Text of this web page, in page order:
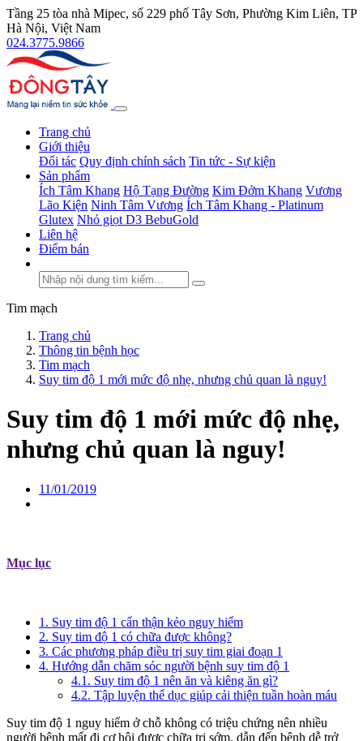
Tầng 25 tòa nhà Mipec, số 229 phố Tây Sơn, Phường Kim Liên, TP
Hà Nội, Việt Nam
024.3775.9866
Trang chủ
Giới thiệu
Đối tác Quy định chính sách Tin tức - Sự kiện
Sản phẩm
Ích Tâm Khang Hộ Tạng Đường Kim Đởm Khang Vương
Lão Kiện Ninh Tâm Vương Ích Tâm Khang - Platinum
Glutex Nhỏ giọt D3 BebuGold
Liên hệ
Điểm bán
Tim mạch
Trang chủ
Thông tin bệnh học
Tim mạch
Suy tim độ 1 mới mức độ nhẹ, nhưng chủ quan là nguy!
Suy tim độ 1 mới mức độ nhẹ,
nhưng chủ quan là nguy!
11/01/2019
Mục lục
1. Suy tim độ 1 cẩn thận kẻo nguy hiểm
2. Suy tim độ 1 có chữa được không?
3. Các phương pháp điều trị suy tim giai đoạn 1
4. Hướng dẫn chăm sóc người bệnh suy tim độ 1
4.1. Suy tim độ 1 nên ăn và kiêng ăn gì?
4.2. Tập luyện thể dục giúp cải thiện tuần hoàn máu
Suy tim độ 1 nguy hiểm ở chỗ không có triệu chứng nên nhiều
người bệnh mất đi cơ hội được chữa trị sớm, dẫn đến bệnh dễ trở